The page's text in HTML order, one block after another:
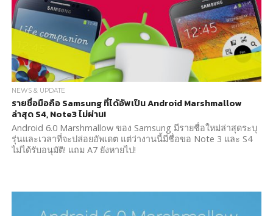
NEWS & UPDATE
รายชื่อมือถือ Samsung ที่ได้อัพเป็น Android Marshmallow
ล่าสุด S4, Note3 ไม่ผ่าน!
Android 6.0 Marshmallow ของ Samsung มีรายชื่อใหม่ล่าสุดระบุ
รุ่นและเวลาที่จะปล่อยอัพเดต แต่ว่างานนี้มีชื่อขอ Note 3 และ S4
ไม่ได้รับอนุมัติ! แถม A7 ยังหายไป!